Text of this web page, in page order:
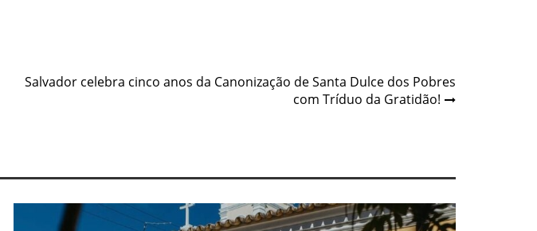
Salvador celebra cinco anos da Canonização de Santa Dulce dos Pobres
com Tríduo da Gratidão!